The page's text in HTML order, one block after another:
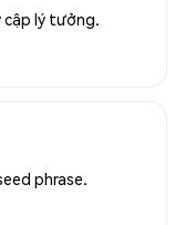
cập lý tưởng.
phrase.